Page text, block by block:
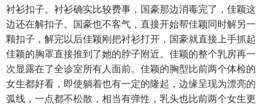
衬衫扣子。衬衫确实比较费事，国豪那边消毒完了，佳颖这
边还在解扣子。国豪也不客气，直接开始帮佳颖同时解另一
颗扣子，解完以后佳颖刚把衬衫打开，国豪就直接上手抓起
佳颖的胸罩直接推到了她的脖子附近。佳颖的整个乳房再一
次显露在了全诊室所有人面前。佳颖的胸型比前两个体检的
女生都好看，即使躺着也有一定的隆起，边缘呈现为漂亮的
弧线，一点都不松散，相当有弹性，乳头也比前两个女生更